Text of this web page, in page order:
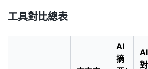
工具對比總表
AI
摘
AI
對